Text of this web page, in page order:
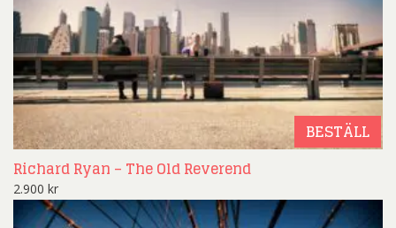
BESTÄLL
Richard Ryan – The Old Reverend
2.900 kr